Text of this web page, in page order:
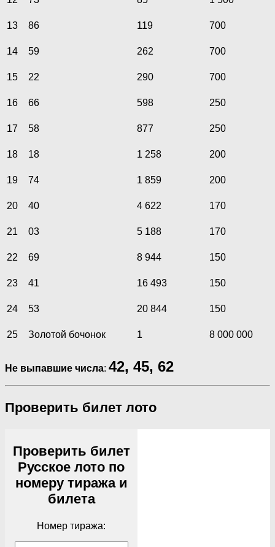
13 86 119 700
14 59 262 700
15 22 290 700
16 66 598 250
17 58 877 250
18 18 1 258 200
19 74 1 859 200
20 40 4 622 170
21 03 5 188 170
22 69 8 944 150
23 41 16 493 150
24 53 20 844 150
25 Золотой бочонок 1 8 000 000
Не выпавшие числа: 42, 45, 62
Проверить билет лото
Проверить билет
Русское лото по
номеру тиража и
билета
Номер тиража: